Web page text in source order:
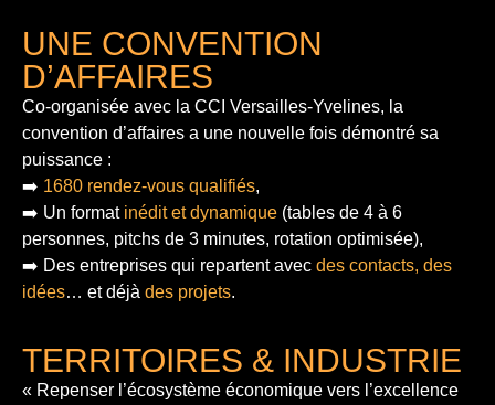
UNE CONVENTION
D’AFFAIRES
Co-organisée avec la CCI Versailles-Yvelines, la
convention d’affaires a une nouvelle fois démontré sa
puissance :
➡️ 1680 rendez-vous qualifiés,
➡️ Un format inédit et dynamique (tables de 4 à 6
personnes, pitchs de 3 minutes, rotation optimisée),
➡️ Des entreprises qui repartent avec des contacts, des
idées… et déjà des projets.
TERRITOIRES & INDUSTRIE
« Repenser l’écosystème économique vers l’excellence